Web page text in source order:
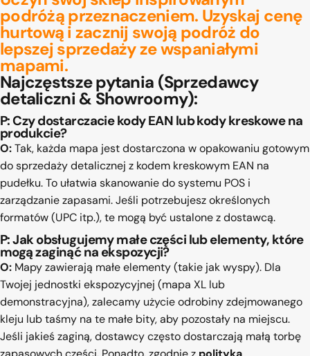
podróżą przeznaczeniem. Uzyskaj cenę
hurtowąi zacznij swoją podróż do
lepszej sprzedaży ze wspaniałymi
mapami.
Najczęstsze pytania (Sprzedawcy
detaliczni & Showroomy):
P: Czy dostarczacie kody EAN lub kody kreskowe na
produkcie?
O:Tak, każda mapa jest dostarczona w opakowaniu gotowym
do sprzedaży detalicznej z kodem kreskowym EAN na
pudełku. To ułatwia skanowanie do systemu POS i
zarządzanie zapasami. Jeśli potrzebujesz określonych
formatów (UPC itp.), te mogą być ustalone z dostawcą.
P: Jak obsługujemy małe części lub elementy, które
mogą zaginąć na ekspozycji?
O: Mapy zawierają małe elementy (takie jak wyspy). Dla
Twojej jednostki ekspozycyjnej (mapa XL lub
demonstracyjna), zalecamy użycie odrobiny zdejmowanego
kleju lub taśmy na te małe bity, aby pozostały na miejscu.
Jeśli jakieś zaginą, dostawcy często dostarczają małą torbę